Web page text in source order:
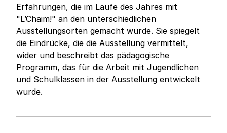
Erfahrungen, die im Laufe des Jahres mit
"L’Chaim!" an den unterschiedlichen
Ausstellungsorten gemacht wurde. Sie spiegelt
die Eindrücke, die die Ausstellung vermittelt,
wider und beschreibt das pädagogische
Programm, das für die Arbeit mit Jugendlichen
und Schulklassen in der Ausstellung entwickelt
wurde.